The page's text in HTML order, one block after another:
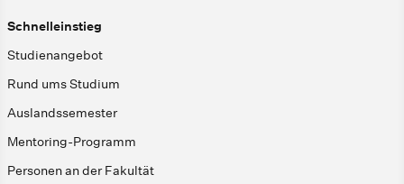
Schnelleinstieg
Studienangebot
Rund ums Studium
Auslandssemester
Mentoring-Programm
Personen an der Fakultät